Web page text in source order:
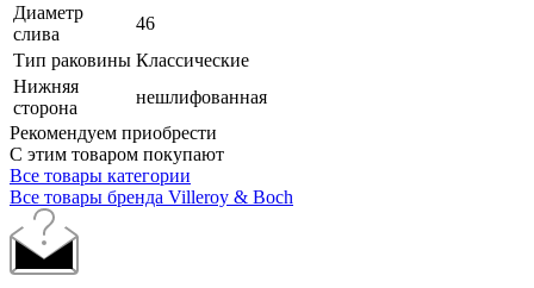
Диаметр
слива
46
Тип раковины Классические
Нижняя
сторона
нешлифованная
Рекомендуем приобрести
С этим товаром покупают
Все товары категории
Все товары бренда Villeroy & Boch